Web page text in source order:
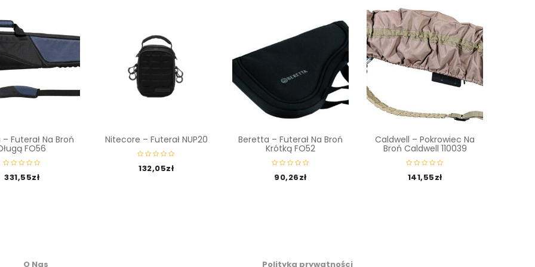
Futerał Na Broń
FO56
331,55zł
Nitecore – Futerał NUP20
132,05zł
Beretta – Futerał Na Broń
Krótką FO52
90,26zł
Caldwell – Pokrowiec Na
Broń Caldwell 110039
141,55zł
O Nas Polityka prywatności